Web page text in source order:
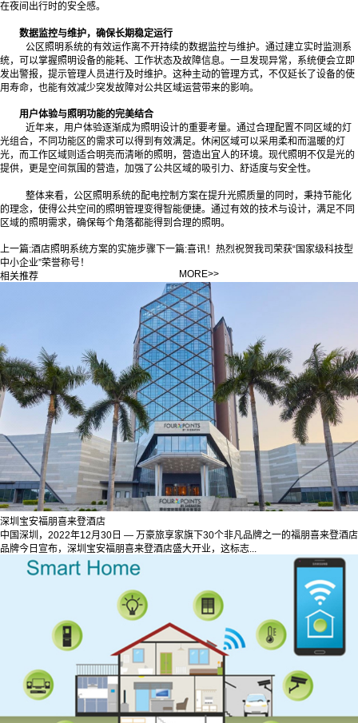
在夜间出行时的安全感。
数据监控与维护，确保长期稳定运行
公区照明系统的有效运作离不开持续的数据监控与维护。通过建立实时监测系
统，可以掌握照明设备的能耗、工作状态及故障信息。一旦发现异常，系统便会立即
发出警报，提示管理人员进行及时维护。这种主动的管理方式，不仅延长了设备的使
用寿命，也能有效减少突发故障对公共区域运营带来的影响。
用户体验与照明功能的完美结合
近年来，用户体验逐渐成为照明设计的重要考量。通过合理配置不同区域的灯
光组合，不同功能区的需求可以得到有效满足。休闲区域可以采用柔和而温暖的灯
光，而工作区域则适合明亮而清晰的照明，营造出宜人的环境。现代照明不仅是光的
提供，更是空间氛围的营造，加强了公共区域的吸引力、舒适度与安全性。
整体来看，公区照明系统的配电控制方案在提升光照质量的同时，秉持节能化
的理念，使得公共空间的照明管理变得智能便捷。通过有效的技术与设计，满足不同
区域的照明需求，确保每个角落都能得到合理的照明。‍
上一篇:酒店照明系统方案的实施步骤 下一篇:喜讯！热烈祝贺我司荣获“国家级科技型
中小企业”荣誉称号！
相关推荐
MORE>>
深圳宝安福朋喜来登酒店
中国深圳，2022年12月30日 — 万豪旅享家旗下30个非凡品牌之一的福朋喜来登酒店
品牌今日宣布，深圳宝安福朋喜来登酒店盛大开业，这标志...